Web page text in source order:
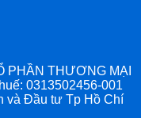
PHẦN THƯƠNG MẠI
0313502456-001
và Đầu tư Tp Hồ Chí